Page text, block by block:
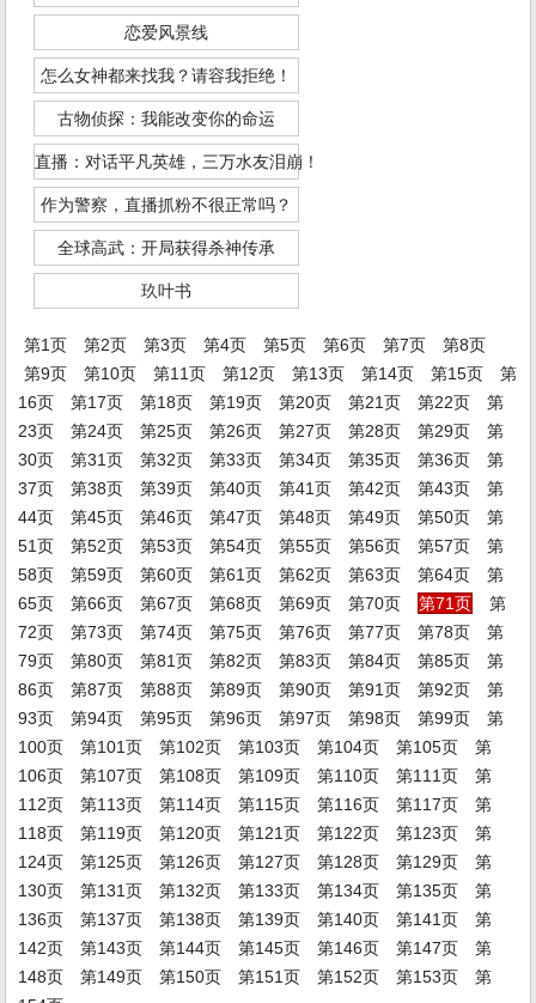
恋爱风景线
怎么女神都来找我？请容我拒绝！
古物侦探：我能改变你的命运
直播：对话平凡英雄，三万水友泪崩！
作为警察，直播抓粉不很正常吗？
全球高武：开局获得杀神传承
玖叶书
第1页 第2页 第3页 第4页 第5页 第6页 第7页
第8页
第9页
第10页 第11页 第12页 第13页 第14页 第15页
第
16页
第17页 第18页 第19页 第20页 第21页 第22页
第
23页
第24页 第25页 第26页 第27页 第28页 第29页
第
30页
第31页 第32页 第33页 第34页 第35页 第36页
第
37页
第38页 第39页 第40页 第41页 第42页 第43页
第
44页
第45页 第46页 第47页 第48页 第49页 第50页
第
51页
第52页 第53页 第54页 第55页 第56页 第57页
第
58页
第59页 第60页 第61页 第62页 第63页 第64页
第
65页
第66页 第67页 第68页 第69页 第70页 第71页
第
72页
第73页 第74页 第75页 第76页 第77页 第78页
第
79页
第80页 第81页 第82页 第83页 第84页 第85页
第
86页
第87页 第88页 第89页 第90页 第91页 第92页
第
93页
第94页 第95页 第96页 第97页 第98页 第99页
第
100页
第101页 第102页 第103页 第104页 第105页
第
106页
第107页 第108页 第109页 第110页 第111页
第
112页
第113页 第114页 第115页 第116页 第117页
第
118页
第119页 第120页 第121页 第122页 第123页
第
124页
第125页 第126页 第127页 第128页 第129页
第
130页
第131页 第132页 第133页 第134页 第135页
第
136页
第137页 第138页 第139页 第140页 第141页
第
142页
第143页 第144页 第145页 第146页 第147页
第
148页
第149页 第150页 第151页 第152页 第153页
第